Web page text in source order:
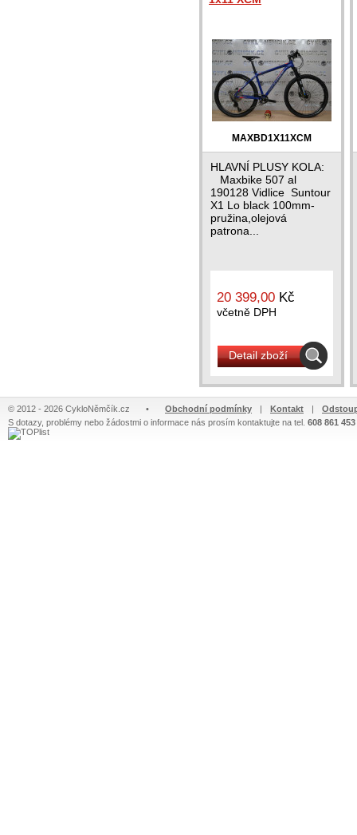
MAXBD1X11XCM
HLAVNÍ PLUSY KOLA:
Maxbike 507 al
190128 Vidlice Suntour
X1 Lo black 100mm-
pružina,olejová
patrona...
20 399,00 Kč
včetně DPH
Detail zboží
© 2012 - 2026 CykloNěmčík.cz • Obchodní podmínky | Kontakt |
S dotazy, problémy nebo žádostmi o informace nás prosím kontaktujte na tel. 608 861 453